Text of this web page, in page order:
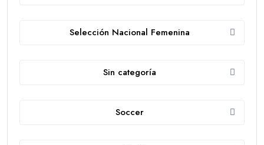
Selección Nacional Femenina
Sin categoría
Soccer